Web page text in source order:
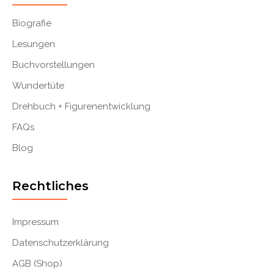
Biografie
Lesungen
Buchvorstellungen
Wundertüte
Drehbuch + Figurenentwicklung
FAQs
Blog
Rechtliches
Impressum
Datenschutzerklärung
AGB (Shop)